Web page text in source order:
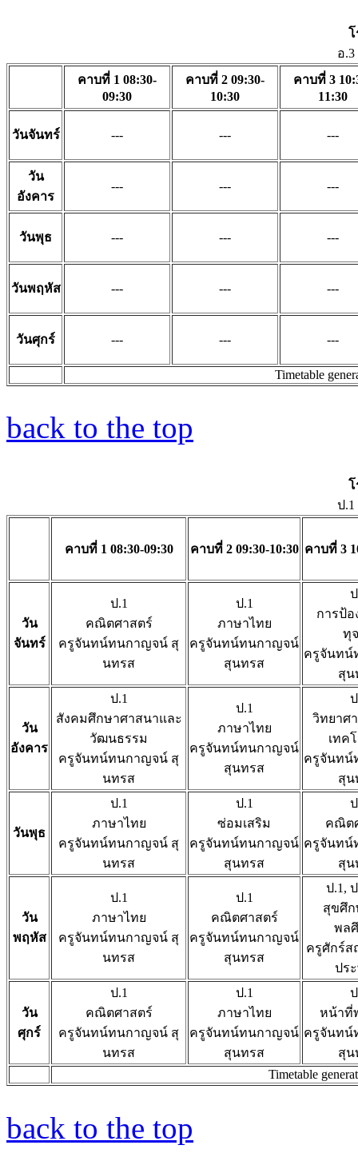
โ
อ.3
คาบที่ 1 08:30-
09:30
คาบที่ 2 09:30-
10:30
คาบที่ 3
11:30
วันจันทร์ --- --- ---
วัน
อังคาร
--- --- ---
วันพุธ --- --- ---
วันพฤหัส --- --- ---
วันศุกร์ --- --- ---
Timetable
back to the top
โ
ป.1
คาบที่ 1 08:30-09:30 คาบที่ 2 09:30-10:30 คาบที่ 3
วัน
จันทร์
ป.1
คณิตศาสตร์
ครูจันทน์ทนกาญจน์ สุ
นทรส
ป.1
ภาษาไทย
ครูจันทน์ทนกาญจน์
สุนทรส
การป้อ
ทุ
ครูจันทน์
สุน
วัน
อังคาร
ป.1
สังคมศึกษาศาสนาและ
วัฒนธรรม
ครูจันทน์ทนกาญจน์ สุ
นทรส
ป.1
ภาษาไทย
ครูจันทน์ทนกาญจน์
สุนทรส
วิทยาศ
เทค
ครูจันทน์
สุน
วันพุธ
ป.1
ภาษาไทย
ครูจันทน์ทนกาญจน์ สุ
นทรส
ป.1
ซ่อมเสริม
ครูจันทน์ทนกาญจน์
สุนทรส
คณิต
ครูจันทน์
สุน
วัน
พฤหัส
ป.1
ภาษาไทย
ครูจันทน์ทนกาญจน์ สุ
นทรส
ป.1
คณิตศาสตร์
ครูจันทน์ทนกาญจน์
สุนทรส
ป.1,
สุขศึก
พล
ครูศักร์ส
ปร
วัน
ศุกร์
ป.1
คณิตศาสตร์
ครูจันทน์ทนกาญจน์ สุ
นทรส
ป.1
ภาษาไทย
ครูจันทน์ทนกาญจน์
สุนทรส
หน้าที่
ครูจันทน์
สุน
Timetable
back to the top